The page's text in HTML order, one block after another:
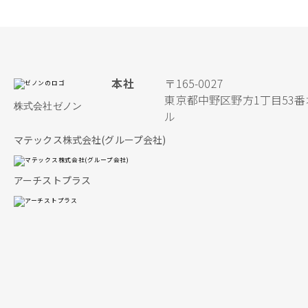
株式会社ゼノン
本社
〒165-0027
東京都中野区野方1丁目53
ル
マテックス株式会社(グループ会社)
アーチストプラス